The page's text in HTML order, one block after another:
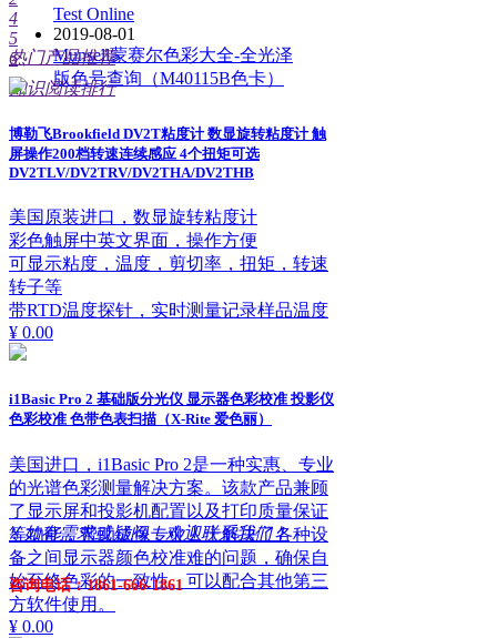
Test Online
2019-08-01
Munsell蒙赛尔色彩大全-全光泽
版色号查询（M40115B色卡）
4
5
6
知识阅读排行
热门产品推荐
博勒飞Brookfield DV2T粘度计 数显旋转粘度计 触
屏操作200档转速连续感应 4个扭矩可选
DV2TLV/DV2TRV/DV2THA/DV2THB
美国原装进口，数显旋转粘度计
彩色触屏中英文界面，操作方便
可显示粘度，温度，剪切率，扭矩，转速
转子等
带RTD温度探针，实时测量记录样品温度
¥ 0.00
i1Basic Pro 2 基础版分光仪 显示器色彩校准 投影仪
色彩校准 色带色表扫描（X-Rite 爱色丽）
美国进口，i1Basic Pro 2是一种实惠、专业
的光谱色彩测量解决方案。该款产品兼顾
了显示屏和投影机配置以及打印质量保证
等功能，帮助成像专业人士解决了各种设
备之间显示器颜色校准难的问题，确保自
始至终色彩的一致性。可以配合其他第三
方软件使用。
¥ 0.00
ꁱ 如有需求或疑问，欢迎联系我们！
咨询电话：1861-666-1861